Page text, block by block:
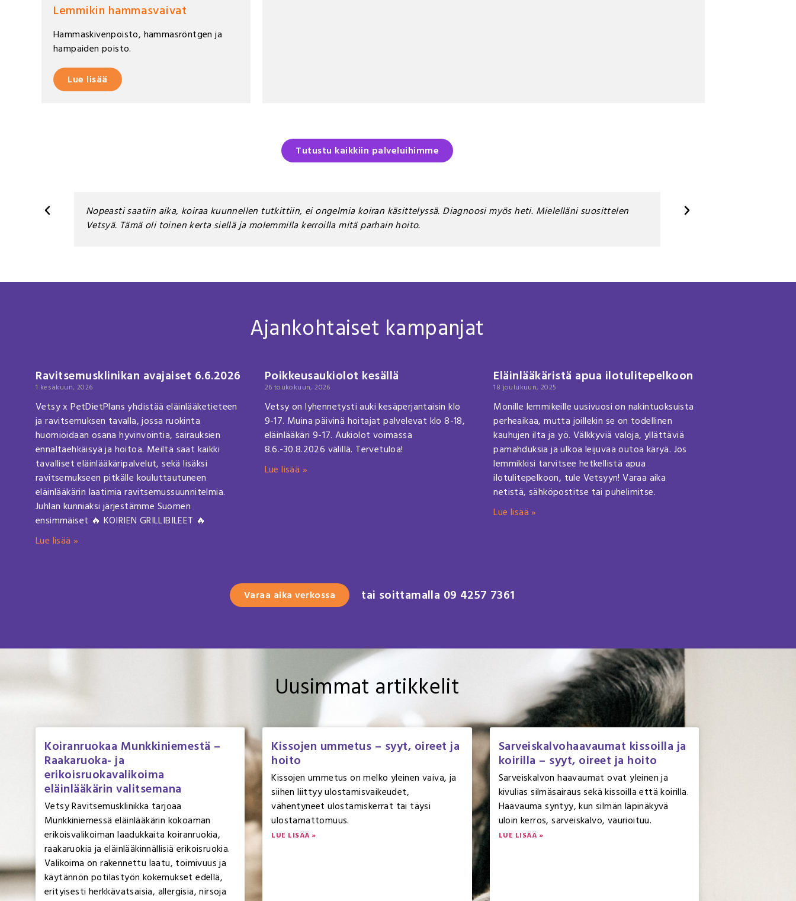
Lemmikin hammasvaivat
Hammaskivenpoisto, hammasröntgen ja
hampaiden poisto.
Lue lisää
Tutustu kaikkiin palveluihimme
Nopeasti saatiin aika, koiraa kuunnellen tutkittiin, ei ongelmia koiran käsittelyssä. Diagnoosi myös heti. Mielelläni suosittelen
Vetsyä. Tämä oli toinen kerta siellä ja molemmilla kerroilla mitä parhain hoito.
Kaksi käyntiä teillä
Ajankohtaiset kampanjat
Ravitsemusklinikan avajaiset 6.6.2026
1 kesäkuun, 2026
Vetsy x PetDietPlans yhdistää eläinlääketieteen
ja ravitsemuksen tavalla, jossa ruokinta
huomioidaan osana hyvinvointia, sairauksien
ennaltaehkäisyä ja hoitoa. Meiltä saat kaikki
tavalliset eläinlääkäripalvelut, sekä lisäksi
ravitsemukseen pitkälle kouluttautuneen
eläinlääkärin laatimia ravitsemussuunnitelmia.
Juhlan kunniaksi järjestämme Suomen
ensimmäiset 🔥 KOIRIEN GRILLIBILEET 🔥
Lue lisää »
Poikkeusaukiolot kesällä
26 toukokuun, 2026
Vetsy on lyhennetysti auki kesäperjantaisin klo
9-17. Muina päivinä hoitajat palvelevat klo 8-18,
eläinlääkäri 9-17. Aukiolot voimassa
8.6.-30.8.2026 välillä. Tervetuloa!
Lue lisää »
Eläinlääkäristä apua ilotulitepelkoon
18 joulukuun, 2025
Monille lemmikeille uusivuosi on nakintuoksuista
perheaikaa, mutta joillekin se on todellinen
kauhujen ilta ja yö. Välkkyviä valoja, yllättäviä
pamahduksia ja ulkoa leijuvaa outoa käryä. Jos
lemmikkisi tarvitsee hetkellistä apua
ilotulitepelkoon, tule Vetsyyn! Varaa aika
netistä, sähköpostitse tai puhelimitse.
Lue lisää »
Varaa aika verkossa tai soittamalla 09 4257 7361
Uusimmat artikkelit
Koiranruokaa Munkkiniemestä –
Raakaruoka- ja
erikoisruokavalikoima
eläinlääkärin valitsemana
Vetsy Ravitsemusklinikka tarjoaa
Munkkiniemessä eläinlääkärin kokoaman
erikoisvalikoiman laadukkaita koiranruokia,
raakaruokia ja eläinlääkinnällisiä erikoisruokia.
Valikoima on rakennettu laatu, toimivuus ja
käytännön potilastyön kokemukset edellä,
erityisesti herkkävatsaisia, allergisia, nirsoja
Kissojen ummetus – syyt, oireet ja
hoito
Kissojen ummetus on melko yleinen vaiva, ja
siihen liittyy ulostamisvaikeudet,
vähentyneet ulostamiskerrat tai täysi
ulostamattomuus.
LUE LISÄÄ »
Sarveiskalvohaavaumat kissoilla ja
koirilla – syyt, oireet ja hoito
Sarveiskalvon haavaumat ovat yleinen ja
kivulias silmäsairaus sekä kissoilla että koirilla.
Haavauma syntyy, kun silmän läpinäkyvä
uloin kerros, sarveiskalvo, vaurioituu.
LUE LISÄÄ »